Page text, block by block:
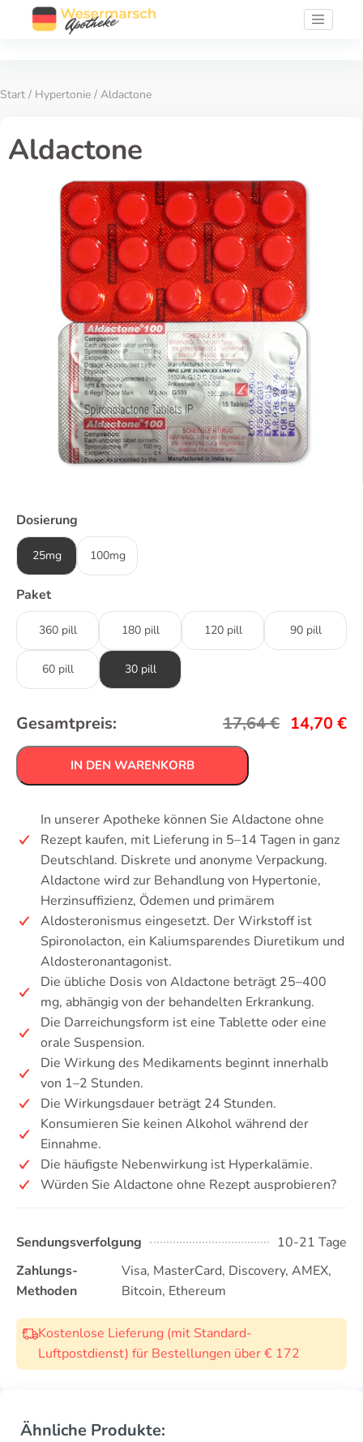
Start / Hypertonie / Aldactone
Aldactone
Dosierung
25mg 100mg
Paket
360 pill 180 pill 120 pill 90 pill
60 pill 30 pill
Gesamtpreis: 17,64€ 14,70€
IN DEN WARENKORB
In unserer Apotheke können Sie Aldactone ohne
Rezept kaufen, mit Lieferung in 5–14 Tagen in ganz
Deutschland. Diskrete und anonyme Verpackung.
Aldactone wird zur Behandlung von Hypertonie,
Herzinsuffizienz, Ödemen und primärem
Aldosteronismus eingesetzt. Der Wirkstoff ist
Spironolacton, ein Kaliumsparendes Diuretikum und
Aldosteronantagonist.
Die übliche Dosis von Aldactone beträgt 25–400
mg, abhängig von der behandelten Erkrankung.
Die Darreichungsform ist eine Tablette oder eine
orale Suspension.
Die Wirkung des Medikaments beginnt innerhalb
von 1–2 Stunden.
Die Wirkungsdauer beträgt 24 Stunden.
Konsumieren Sie keinen Alkohol während der
Einnahme.
Die häufigste Nebenwirkung ist Hyperkalämie.
Würden Sie Aldactone ohne Rezept ausprobieren?
Sendungsverfolgung
10-21 Tage
Zahlungs-
Methoden
Visa, MasterCard, Discovery, AMEX,
Bitcoin, Ethereum
Kostenlose Lieferung (mit Standard-
Luftpostdienst) für Bestellungen über € 172
Ähnliche Produkte: